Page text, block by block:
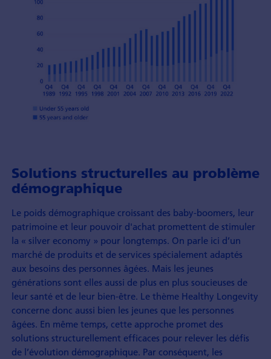
Solutions structurelles au problème
démographique
Le poids démographique croissant des baby-boomers, leur
patrimoine et leur pouvoir d'achat promettent de stimuler
la « silver economy » pour longtemps. On parle ici d’un
marché de produits et de services spécialement adaptés
aux besoins des personnes âgées. Mais les jeunes
générations sont elles aussi de plus en plus soucieuses de
leur santé et de leur bien-être. Le thème Healthy Longevity
concerne donc aussi bien les jeunes que les personnes
âgées. En même temps, cette approche promet des
solutions structurellement efficaces pour relever les défis
de l’évolution démographique. Par conséquent, les